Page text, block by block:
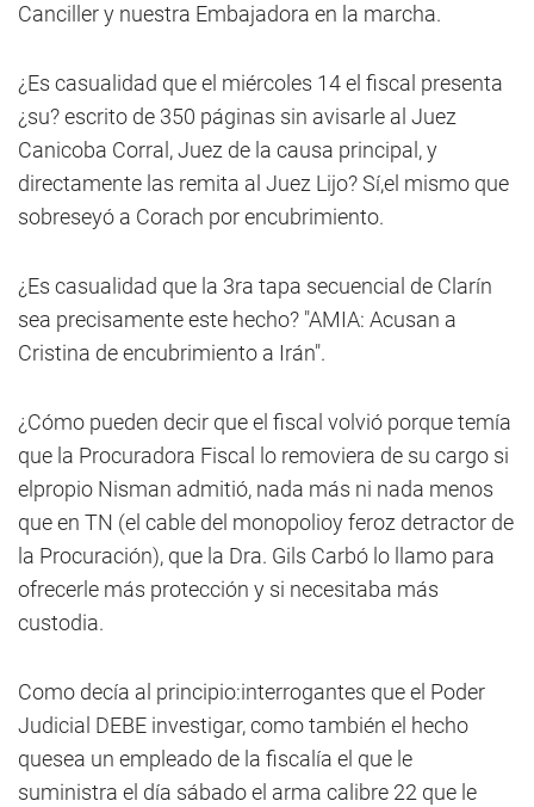
Canciller y nuestra Embajadora en la marcha.
¿Es casualidad que el miércoles 14 el fiscal presenta
¿su? escrito de 350 páginas sin avisarle al Juez
Canicoba Corral, Juez de la causa principal, y
directamente las remita al Juez Lijo? Sí,el mismo que
sobreseyó a Corach por encubrimiento.
¿Es casualidad que la 3ra tapa secuencial de Clarín
sea precisamente este hecho? "AMIA: Acusan a
Cristina de encubrimiento a Irán".
¿Cómo pueden decir que el fiscal volvió porque temía
que la Procuradora Fiscal lo removiera de su cargo si
elpropio Nisman admitió, nada más ni nada menos
que en TN (el cable del monopolioy feroz detractor de
la Procuración), que la Dra. Gils Carbó lo llamo para
ofrecerle más protección y si necesitaba más
custodia.
Como decía al principio:interrogantes que el Poder
Judicial DEBE investigar, como también el hecho
quesea un empleado de la fiscalía el que le
suministra el día sábado el arma calibre 22 que le